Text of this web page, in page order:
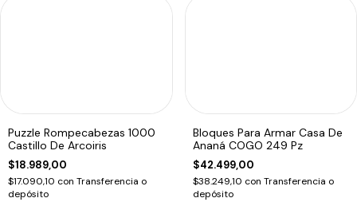
Puzzle Rompecabezas 1000
Castillo De Arcoiris
$18.989,00
$17.090,10 con Transferencia o
depósito
Bloques Para Armar Casa De
Ananá COGO 249 Pz
$42.499,00
$38.249,10 con Transferencia o
depósito